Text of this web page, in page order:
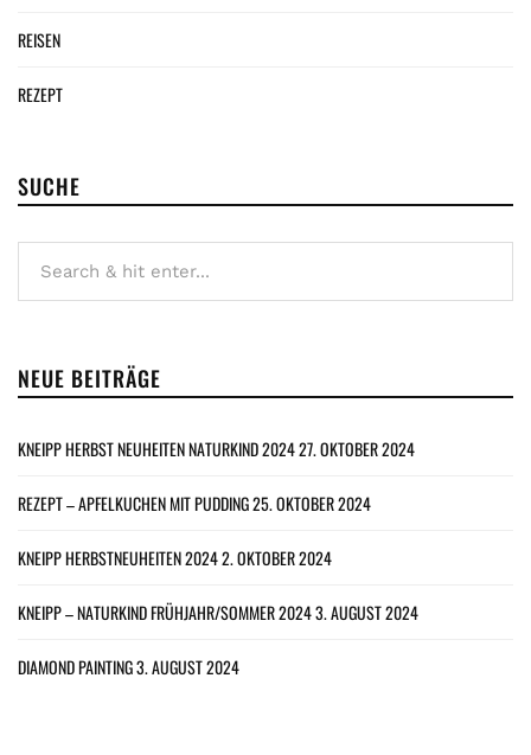
REISEN
REZEPT
SUCHE
NEUE BEITRÄGE
KNEIPP HERBST NEUHEITEN NATURKIND 202427. OKTOBER 2024
REZEPT – APFELKUCHEN MIT PUDDING25. OKTOBER 2024
KNEIPP HERBSTNEUHEITEN 20242. OKTOBER 2024
KNEIPP – NATURKIND FRÜHJAHR/SOMMER 20243. AUGUST 2024
DIAMOND PAINTING3. AUGUST 2024